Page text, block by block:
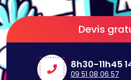
Devis
8h30-11h45
09 51 08 06 57